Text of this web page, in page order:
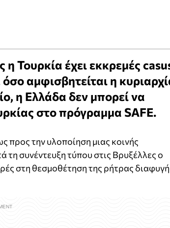
Τουρκία έχει εκκρεμές
αμφισβητείται η
η Ελλάδα δεν μπορεί να
στο πρόγραμμα SAFE.
προς την υλοποίηση μιας κοινής
τη συνέντευξη τύπου στις Βρυξέλλες ο
στη θεσμοθέτηση της ρήτρας